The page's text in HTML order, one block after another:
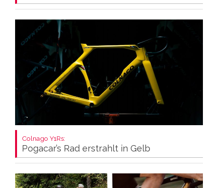
Colnago Y1Rs:
Pogacar’s Rad erstrahlt in Gelb